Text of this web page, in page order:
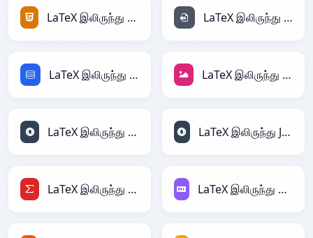
LaTeX இலிருந்து HTML LaTeX இலிருந்து INI
LaTeX இலிருந்து SQL LaTeX இலிருந்து JPEG
LaTeX இலிருந்து JSON LaTeX இலிருந்து JSONLines
LaTeX இலிருந்து LaTeX LaTeX இலிருந்து Markdown